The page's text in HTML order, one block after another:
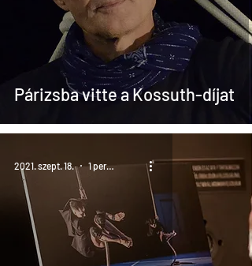
Párizsba vitte a Kossuth-díjat
2021. szept. 18. 1 perc olvasás